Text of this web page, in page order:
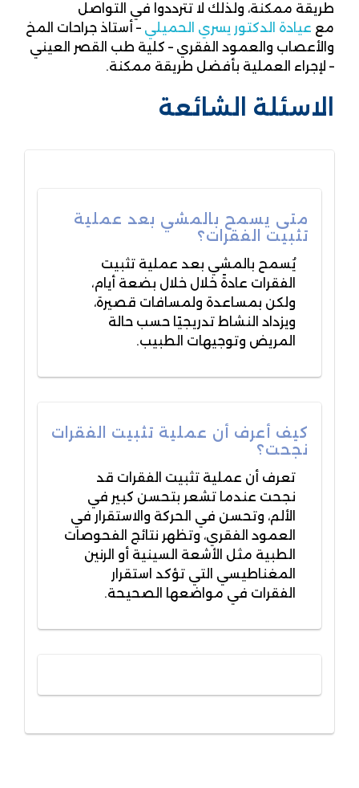
طريقة ممكنة، ولذلك لا تترددوا في التواصل
مع عيادة الدكتور يسري الحميلي – أستاذ جراحات المخ
والأعصاب والعمود الفقري – كلية طب القصر العيني
– لإجراء العملية بأفضل طريقة ممكنة.
الاسئلة الشائعة
متى يسمح بالمشي بعد عملية
تثبيت الفقرات؟
يُسمح بالمشي بعد عملية تثبيت
الفقرات عادةً خلال خلال بضعة أيام،
ولكن بمساعدة ولمسافات قصيرة،
ويزداد النشاط تدريجيًا حسب حالة
المريض وتوجيهات الطبيب.
كيف أعرف أن عملية تثبيت الفقرات
نجحت؟
تعرف أن عملية تثبيت الفقرات قد
نجحت عندما تشعر بتحسن كبير في
الألم، وتحسن في الحركة والاستقرار في
العمود الفقري، وتظهر نتائج الفحوصات
الطبية مثل الأشعة السينية أو الرنين
المغناطيسي التي تؤكد استقرار
الفقرات في مواضعها الصحيحة.